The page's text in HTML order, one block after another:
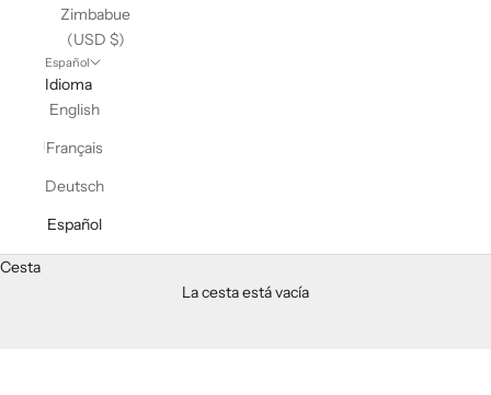
Zimbabue
(USD $)
Español
Idioma
English
Français
Deutsch
Español
Cesta
La cesta está vacía